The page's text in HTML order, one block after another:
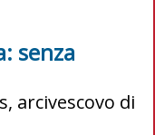
senza
arcivescovo di